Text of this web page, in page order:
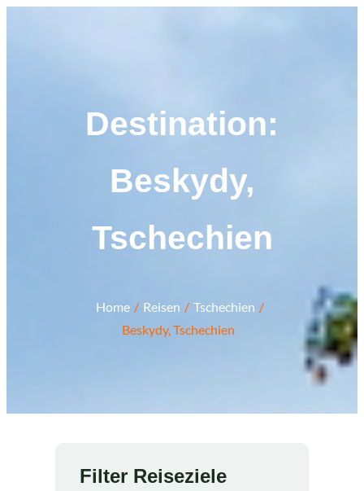
Destination:
Beskydy,
Tschechien
Home Reisen
Tschechien
Beskydy, Tschechien
Filter Reiseziele